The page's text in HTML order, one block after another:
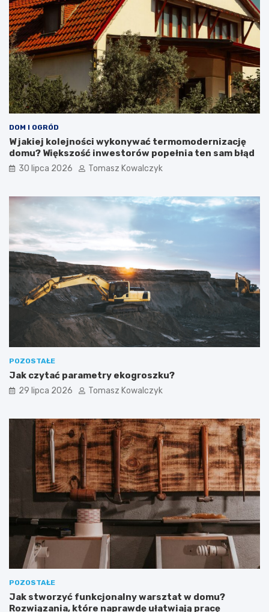
DOM I OGRÓD
W jakiej kolejności wykonywać termomodernizację
domu? Większość inwestorów popełnia ten sam błąd
30 lipca 2026 Tomasz Kowalczyk
POZOSTAŁE
Jak czytać parametry ekogroszku?
29 lipca 2026 Tomasz Kowalczyk
POZOSTAŁE
Jak stworzyć funkcjonalny warsztat w domu?
Rozwiązania, które naprawdę ułatwiają pracę